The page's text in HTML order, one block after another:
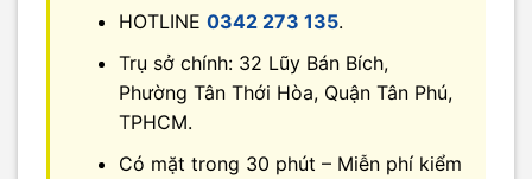
HOTLINE 0342 273 135.
Trụ sở chính: 32 Lũy Bán Bích,
Phường Tân Thới Hòa, Quận Tân Phú,
TPHCM.
Có mặt trong 30 phút – Miễn phí kiểm